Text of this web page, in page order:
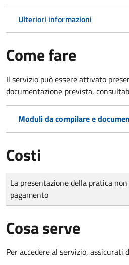
Ulteriori informazioni
Come fare
Il servizio può essere attivato
documentazione prevista,
Moduli da compilare e
Costi
Tipo di pagamento
Importo
La presentazione della pratica
pagamento
Cosa serve
Per accedere al servizio, assicurati